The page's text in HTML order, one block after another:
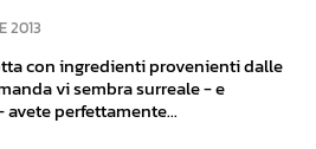
2013
con ingredienti provenienti dalle
vi sembra surreale - e
perfettamente...